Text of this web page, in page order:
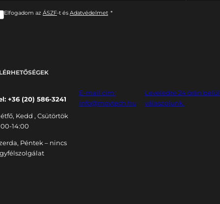
+36 (20) 586-3241
Kedd , Csütörtök
14:00
Péntek – nincs
E-mail cím:
info@movtech.hu
Leveledre 24 órán belül
válaszolunk.
Elfogadom az ÁSZF-t és Adatvédelmet *